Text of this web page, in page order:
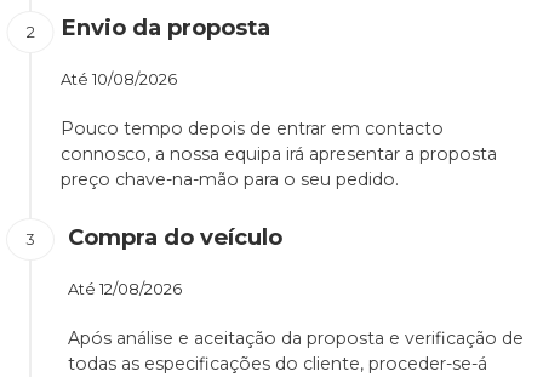
Envio da proposta
Até 10/08/2026
Pouco tempo depois de entrar em contacto
connosco, a nossa equipa irá apresentar a proposta
preço chave-na-mão para o seu pedido.
Compra do veículo
Até 12/08/2026
Após análise e aceitação da proposta e verificação de
todas as especificações do cliente, proceder-se-á